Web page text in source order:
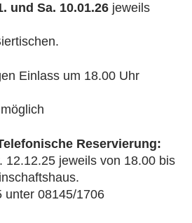
und Sa. 10.01.26 jeweils
Einlass um 18.00 Uhr
Reservierung:
12.12.25 jeweils von 18.00 bis
unter 08145/1706